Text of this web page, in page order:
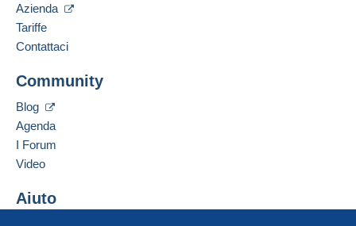
Azienda
Tariffe
Contattaci
Community
Blog
Agenda
I Forum
Video
Aiuto